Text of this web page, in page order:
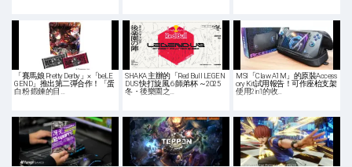
「賽馬娘 Pretty Derby」×「beLE
GEND」推出第二彈合作！「蛋
白粉 鍛鍊的目…
SHAKA 主辦的「Red Bull LEGEN
DUS 快打旋風 6 師弟杯 ～2025
冬・後樂園之…
MSI「Claw A1M」的原裝Access
ory Kit試用報告！可作座枱支架
使用2in1的收…